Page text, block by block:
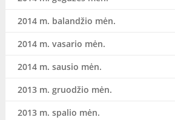
2014 m. balandžio mėn.
2014 m. vasario mėn.
2014 m. sausio mėn.
2013 m. gruodžio mėn.
2013 m. spalio mėn.